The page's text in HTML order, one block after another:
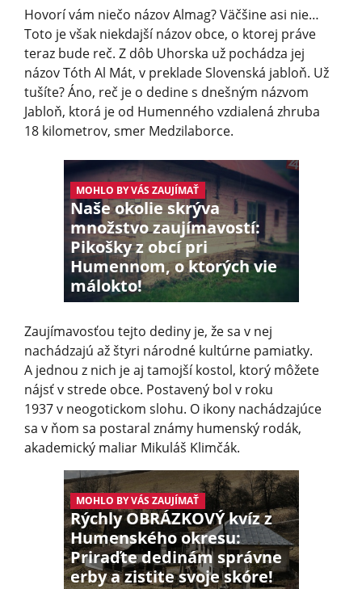
Hovorí vám niečo názov Almag? Väčšine asi nie…
Toto je však niekdajší názov obce, o ktorej práve
teraz bude reč. Z dôb Uhorska už pochádza jej
názov Tóth Al Mát, v preklade Slovenská jabloň. Už
tušíte? Áno, reč je o dedine s dnešným názvom
Jabloň, ktorá je od Humenného vzdialená zhruba
18 kilometrov, smer Medzilaborce.
MOHLO BY VÁS ZAUJÍMAŤ
Naše okolie skrýva
množstvo zaujímavostí:
Pikošky z obcí pri
Humennom, o ktorých vie
málokto!
Zaujímavosťou tejto dediny je, že sa v nej
nachádzajú až štyri národné kultúrne pamiatky.
A jednou z nich je aj tamojší kostol, ktorý môžete
nájsť v strede obce. Postavený bol v roku
1937 v neogotickom slohu. O ikony nachádzajúce
sa v ňom sa postaral známy humenský rodák,
akademický maliar Mikuláš Klimčák.
MOHLO BY VÁS ZAUJÍMAŤ
Rýchly OBRÁZKOVÝ kvíz z
Humenského okresu:
Priraďte dedinám správne
erby a zistite svoje skóre!